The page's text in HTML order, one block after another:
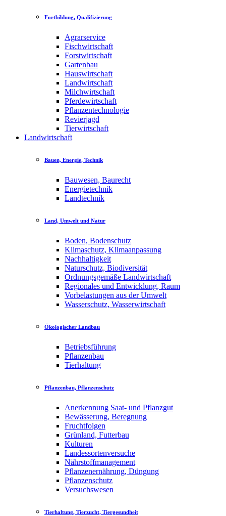
Fortbildung, Qualifizierung
Agrarservice
Fischwirtschaft
Forstwirtschaft
Gartenbau
Hauswirtschaft
Landwirtschaft
Milchwirtschaft
Pferdewirtschaft
Pflanzentechnologie
Revierjagd
Tierwirtschaft
Landwirtschaft
Bauen, Energie, Technik
Bauwesen, Baurecht
Energietechnik
Landtechnik
Land, Umwelt und Natur
Boden, Bodenschutz
Klimaschutz, Klimaanpassung
Nachhaltigkeit
Naturschutz, Biodiversität
Ordnungsgemäße Landwirtschaft
Regionales und Entwicklung, Raum
Vorbelastungen aus der Umwelt
Wasserschutz, Wasserwirtschaft
Ökologischer Landbau
Betriebsführung
Pflanzenbau
Tierhaltung
Pflanzenbau, Pflanzenschutz
Anerkennung Saat- und Pflanzgut
Bewässerung, Beregnung
Fruchtfolgen
Grünland, Futterbau
Kulturen
Landessortenversuche
Nährstoffmanagement
Pflanzenernährung, Düngung
Pflanzenschutz
Versuchswesen
Tierhaltung, Tierzucht, Tiergesundheit